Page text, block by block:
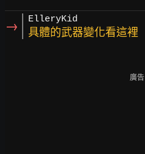
→ ElleryKid
具體的武器變化看這裡
廣告